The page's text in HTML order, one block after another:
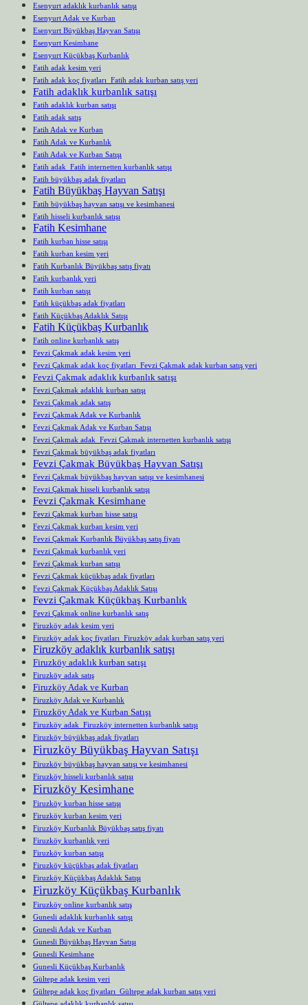
Esenyurt adaklık kurbanlık satışı
Esenyurt Adak ve Kurban
Esenyurt Büyükbaş Hayvan Satışı
Esenyurt Kesimhane
Esenyurt Küçükbaş Kurbanlık
Fatih adak kesim yeri
Fatih adak koç fiyatları Fatih adak kurban satış yeri
Fatih adaklık kurbanlık satışı
Fatih adaklık kurban satışı
Fatih adak satış
Fatih Adak ve Kurban
Fatih Adak ve Kurbanlık
Fatih Adak ve Kurban Satışı
Fatih adak Fatih internetten kurbanlık satışı
Fatih büyükbaş adak fiyatları
Fatih Büyükbaş Hayvan Satışı
Fatih büyükbaş hayvan satışı ve kesimhanesi
Fatih hisseli kurbanlık satışı
Fatih Kesimhane
Fatih kurban hisse satışı
Fatih kurban kesim yeri
Fatih Kurbanlık Büyükbaş satış fiyatı
Fatih kurbanlık yeri
Fatih kurban satışı
Fatih küçükbaş adak fiyatları
Fatih Küçükbaş Adaklık Satışı
Fatih Küçükbaş Kurbanlık
Fatih online kurbanlık satış
Fevzi Çakmak adak kesim yeri
Fevzi Çakmak adak koç fiyatları Fevzi Çakmak adak kurban satış yeri
Fevzi Çakmak adaklık kurbanlık satışı
Fevzi Çakmak adaklık kurban satışı
Fevzi Çakmak adak satış
Fevzi Çakmak Adak ve Kurbanlık
Fevzi Çakmak Adak ve Kurban Satışı
Fevzi Çakmak adak Fevzi Çakmak internetten kurbanlık satışı
Fevzi Çakmak büyükbaş adak fiyatları
Fevzi Çakmak Büyükbaş Hayvan Satışı
Fevzi Çakmak büyükbaş hayvan satışı ve kesimhanesi
Fevzi Çakmak hisseli kurbanlık satışı
Fevzi Çakmak Kesimhane
Fevzi Çakmak kurban hisse satışı
Fevzi Çakmak kurban kesim yeri
Fevzi Çakmak Kurbanlık Büyükbaş satış fiyatı
Fevzi Çakmak kurbanlık yeri
Fevzi Çakmak kurban satışı
Fevzi Çakmak küçükbaş adak fiyatları
Fevzi Çakmak Küçükbaş Adaklık Satışı
Fevzi Çakmak Küçükbaş Kurbanlık
Fevzi Çakmak online kurbanlık satış
Firuzköy adak kesim yeri
Firuzköy adak koç fiyatları Firuzköy adak kurban satış yeri
Firuzköy adaklık kurbanlık satışı
Firuzköy adaklık kurban satışı
Firuzköy adak satış
Firuzköy Adak ve Kurban
Firuzköy Adak ve Kurbanlık
Firuzköy Adak ve Kurban Satışı
Firuzköy adak Firuzköy internetten kurbanlık satışı
Firuzköy büyükbaş adak fiyatları
Firuzköy Büyükbaş Hayvan Satışı
Firuzköy büyükbaş hayvan satışı ve kesimhanesi
Firuzköy hisseli kurbanlık satışı
Firuzköy Kesimhane
Firuzköy kurban hisse satışı
Firuzköy kurban kesim yeri
Firuzköy Kurbanlık Büyükbaş satış fiyatı
Firuzköy kurbanlık yeri
Firuzköy kurban satışı
Firuzköy küçükbaş adak fiyatları
Firuzköy Küçükbaş Adaklık Satışı
Firuzköy Küçükbaş Kurbanlık
Firuzköy online kurbanlık satış
Gunesli adaklık kurbanlık satışı
Gunesli Adak ve Kurban
Gunesli Büyükbaş Hayvan Satışı
Gunesli Kesimhane
Gunesli Küçükbaş Kurbanlık
Gültepe adak kesim yeri
Gültepe adak koç fiyatları Gültepe adak kurban satış yeri